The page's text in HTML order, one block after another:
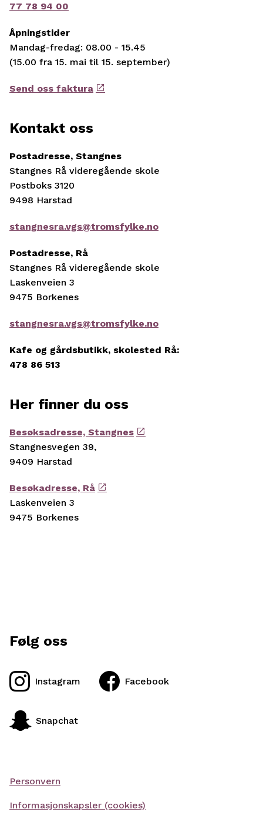
77 78 94 00
Åpningstider
Mandag-fredag: 08.00 - 15.45
(15.00 fra 15. mai til 15. september)
Send oss faktura
Kontakt oss
Postadresse, Stangnes
Stangnes Rå videregående skole
Postboks 3120
9498 Harstad
stangnesra.vgs@tromsfylke.no
Postadresse, Rå
Stangnes Rå videregående skole
Laskenveien 3
9475 Borkenes
stangnesra.vgs@tromsfylke.no
Kafe og gårdsbutikk, skolested Rå:
478 86 513
Her finner du oss
Besøksadresse, Stangnes
Stangnesvegen 39,
9409 Harstad
Besøkadresse, Rå
Laskenveien 3
9475 Borkenes
Følg oss
Instagram Facebook
Snapchat
Personvern
Informasjonskapsler (cookies)